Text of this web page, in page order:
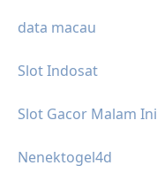
data macau
Slot Indosat
Slot Gacor Malam Ini
Nenektogel4d